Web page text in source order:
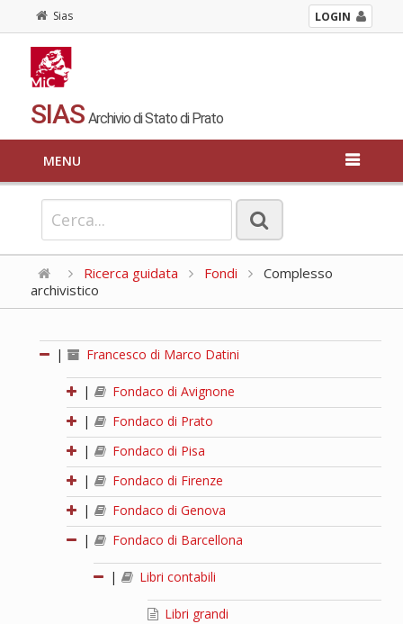
Sias LOGIN
SIAS Archivio di Stato di Prato
MENU
Ricerca guidata Fondi
Complesso
archivistico
| Francesco di Marco Datini
|
Fondaco di Avignone
|
Fondaco di Prato
|
Fondaco di Pisa
|
Fondaco di Firenze
|
Fondaco di Genova
|
Fondaco di Barcellona
| Libri contabili
Libri grandi